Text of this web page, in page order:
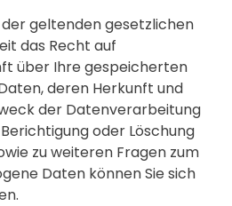
geltenden gesetzlichen
das Recht auf
über Ihre gespeicherten
deren Herkunft und
der Datenverarbeitung
oder Löschung
zu weiteren Fragen zum
Daten können Sie sich